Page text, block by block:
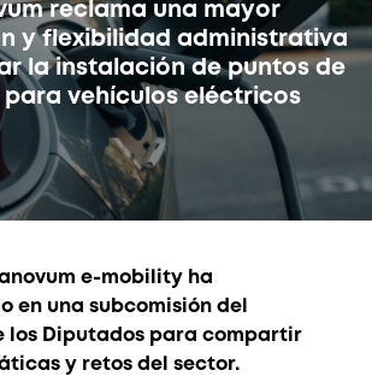
reclama una mayor
y flexibilidad administrativa
la instalación de puntos de
vehículos eléctricos
e-mobility ha
en una subcomisión del
los Diputados para compartir
y retos del sector.